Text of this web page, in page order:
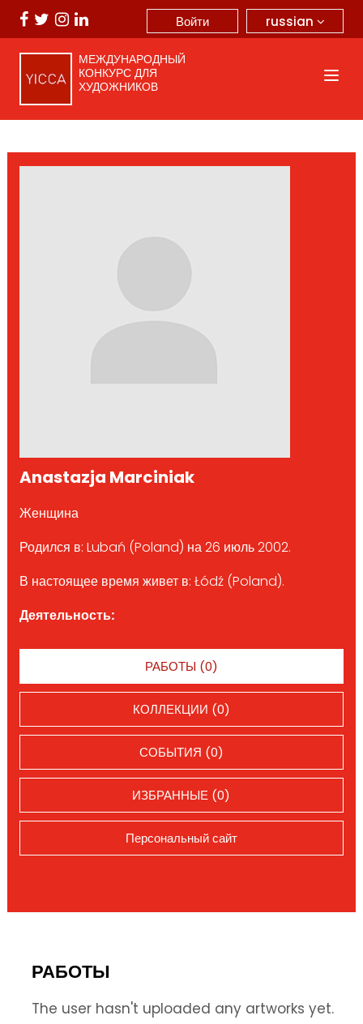
russian
Войти
МЕЖДУНАРОДНЫЙ
КОНКУРС ДЛЯ
ХУДОЖНИКОВ
Anastazja Marciniak
Женщина
Родился в: Lubań (Poland) на 26 июль 2002.
В настоящее время живет в: Łódź (Poland).
Деятельность:
РАБОТЫ (0)
КОЛЛЕКЦИИ (0)
СОБЫТИЯ (0)
ИЗБРАННЫЕ (0)
Персональный сайт
РАБОТЫ
The user hasn't uploaded any artworks yet.